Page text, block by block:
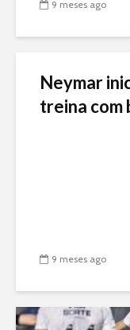
9 meses ago
Neymar
treina com
9 meses ago